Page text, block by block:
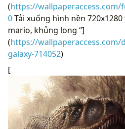
(https://wallpaperaccess.com/
0Tải xuống hình nền
mario, khủng long “]
(https://
galaxy-714052)
[